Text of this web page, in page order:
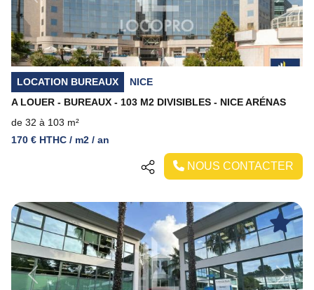
LOCATION BUREAUX
NICE
A LOUER - BUREAUX - 103 M2 DIVISIBLES - NICE ARÉNAS
de 32 à 103 m²
170 € HTHC / m2 / an
NOUS CONTACTER
Previous Next